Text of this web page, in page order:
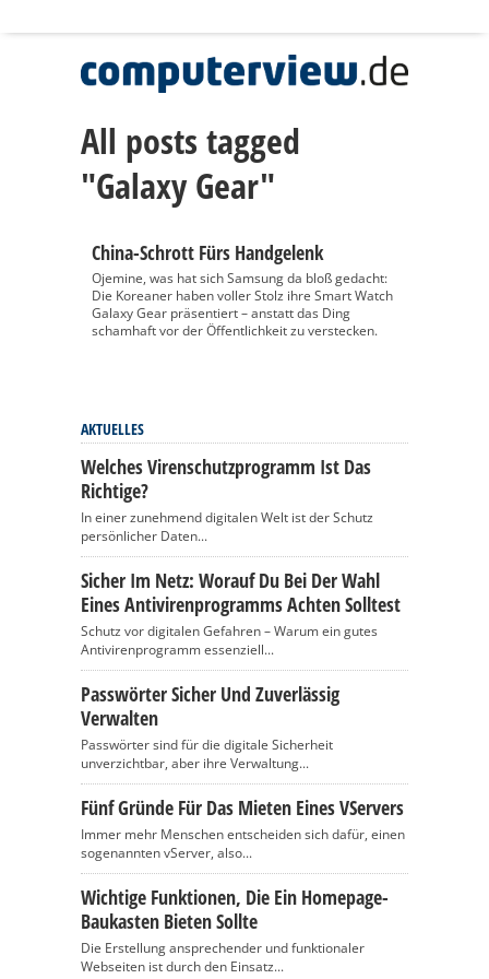
All posts tagged
"Galaxy Gear"
China-Schrott Fürs Handgelenk
Ojemine, was hat sich Samsung da bloß gedacht:
Die Koreaner haben voller Stolz ihre Smart Watch
Galaxy Gear präsentiert – anstatt das Ding
schamhaft vor der Öffentlichkeit zu verstecken.
AKTUELLES
Welches Virenschutzprogramm Ist Das
Richtige?
In einer zunehmend digitalen Welt ist der Schutz
persönlicher Daten...
Sicher Im Netz: Worauf Du Bei Der Wahl
Eines Antivirenprogramms Achten Solltest
Schutz vor digitalen Gefahren – Warum ein gutes
Antivirenprogramm essenziell...
Passwörter Sicher Und Zuverlässig
Verwalten
Passwörter sind für die digitale Sicherheit
unverzichtbar, aber ihre Verwaltung...
Fünf Gründe Für Das Mieten Eines VServers
Immer mehr Menschen entscheiden sich dafür, einen
sogenannten vServer, also...
Wichtige Funktionen, Die Ein Homepage-
Baukasten Bieten Sollte
Die Erstellung ansprechender und funktionaler
Webseiten ist durch den Einsatz...